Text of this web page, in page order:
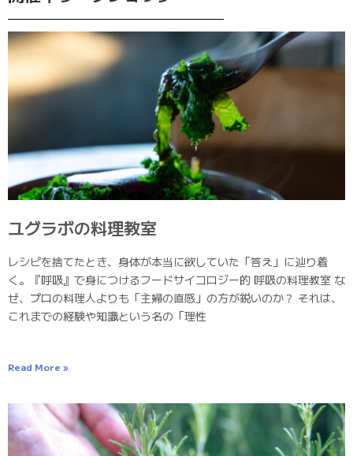
ユグラボの料理教室
レシピを捨てたとき、身体が本当に欲していた「答え」に辿り着
く。『呼吸』で身につけるフードサイコロジー的 呼吸の料理教室 な
ぜ、プロの料理人よりも「主婦の直感」の方が鋭いのか？ それは、
これまでの経験や知識という名の「理性
Read More »